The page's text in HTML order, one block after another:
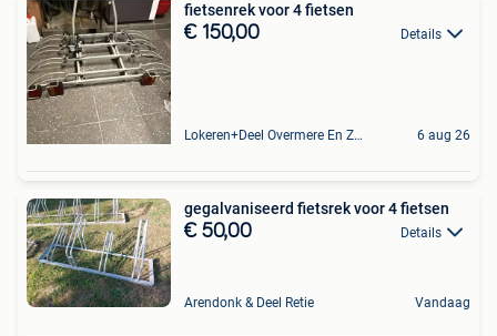
fietsenrek voor 4 fietsen
€ 150,00 Details
Lokeren+Deel Overmere En Zele 6 aug 26
gegalvaniseerd fietsrek voor 4 fietsen
€ 50,00 Details
Arendonk & Deel Retie Vandaag